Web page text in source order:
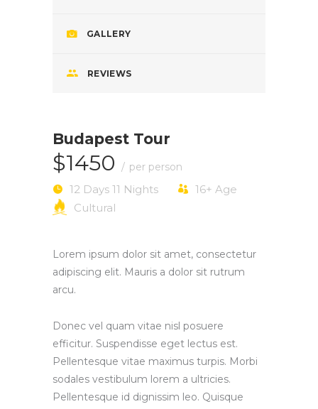
GALLERY
REVIEWS
Budapest Tour
$1450 per person
12 Days 11 Nights 16+ Age
Cultural
Lorem ipsum dolor sit amet, consectetur
adipiscing elit. Mauris a dolor sit rutrum
arcu.
Donec vel quam vitae nisl posuere
efficitur. Suspendisse eget lectus est.
Pellentesque vitae maximus turpis. Morbi
sodales vestibulum lorem a ultricies.
Pellentesque id dignissim leo. Quisque